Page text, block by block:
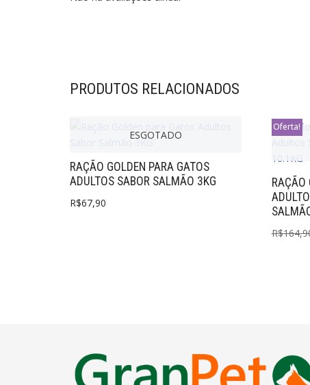
PRODUTOS RELACIONADOS
ESGOTADO
RAÇÃO GOLDEN PARA GATOS
ADULTOS SABOR SALMÃO 3KG
R$67,90
Oferta!
RAÇÃO
R$